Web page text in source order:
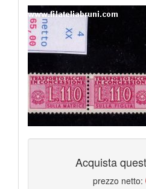
Acquista
prezzo netto: